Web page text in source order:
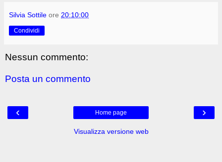
Silvia Sottile ore 20:10:00
Condividi
Nessun commento:
Posta un commento
‹ ›
Home page
Visualizza versione web